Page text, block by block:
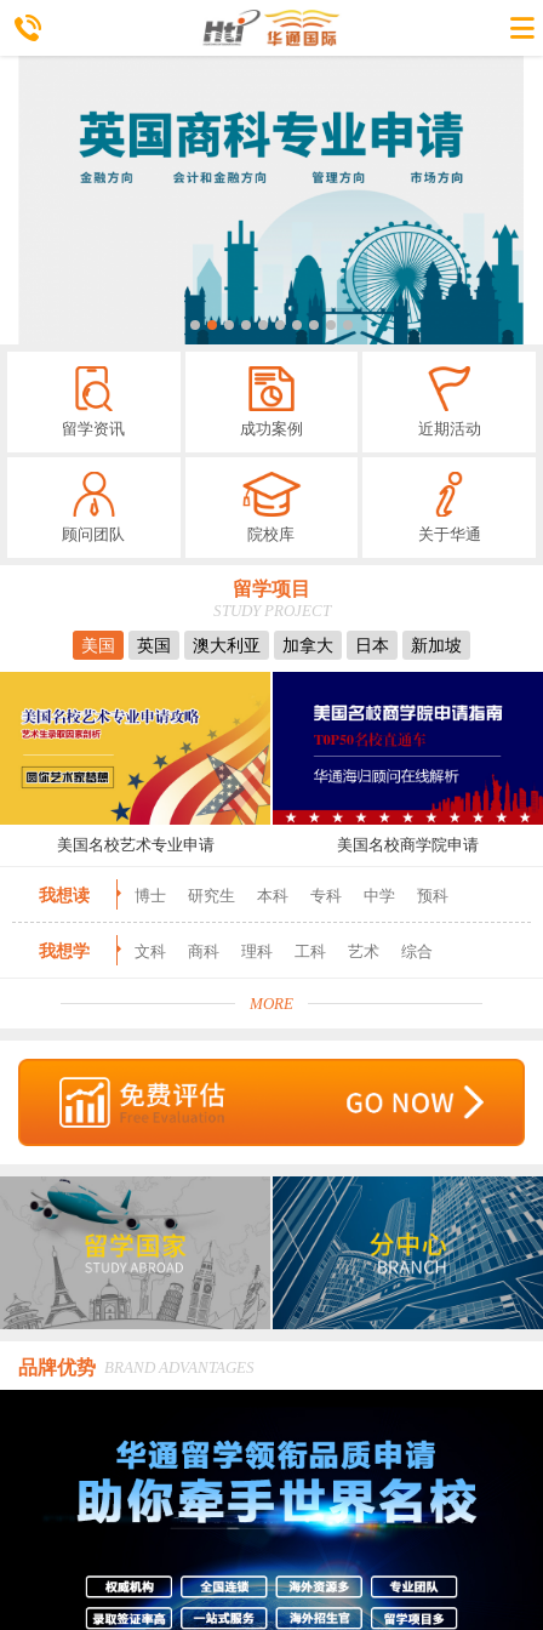
留学资讯 成功案例 近期活动
顾问团队 院校库 关于华通
留学项目
STUDY PROJECT
美国
英国 澳大利亚 加拿大 日本 新加坡
美国名校艺术专业申请 美国名校商学院申请
我想读 博士 研究生 本科 专科 中学 预科
我想学 文科 商科 理科 工科 艺术 综合
MORE
品牌优势 BRAND ADVANTAGES